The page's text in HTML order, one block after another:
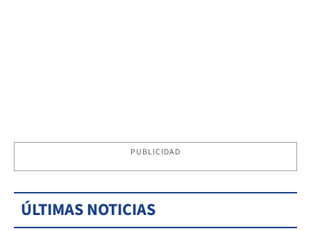
PUBLICIDAD
ÚLTIMAS NOTICIAS